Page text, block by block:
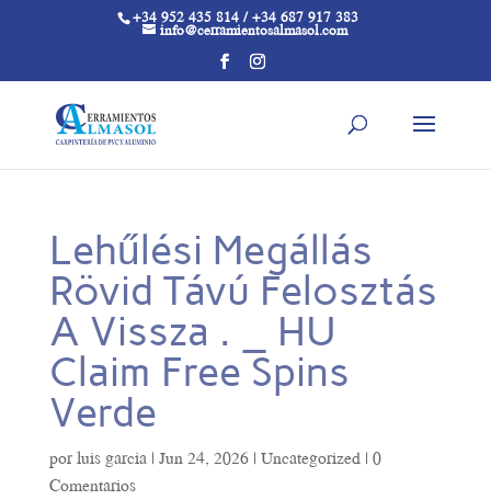
+34 952 435 814 / +34 687 917 383
info@cerramientosalmasol.com
Lehűlési Megállás
Rövid Távú Felosztás
A Vissza . _ HU
Claim Free Spins
Verde
porluis garcia| Jun 24, 2026| Uncategorized| 0
Comentarios